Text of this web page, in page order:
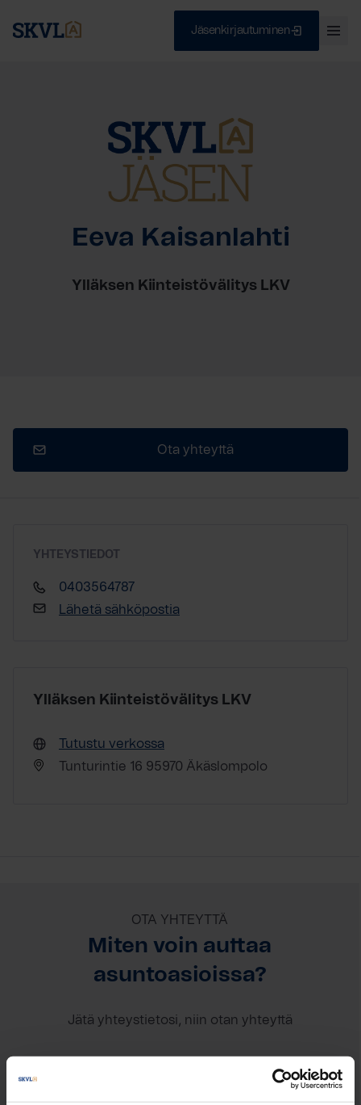
Jäsenkirjautuminen
Eeva Kaisanlahti
Ylläksen Kiinteistövälitys LKV
Ota yhteyttä
YHTEYSTIEDOT
0403564787
Lähetä sähköpostia
Ylläksen Kiinteistövälitys LKV
Tutustu verkossa
Tunturintie 16 95970 Äkäslompolo
OTA YHTEYTTÄ
Miten voin auttaa
asuntoasioissa?
Jätä yhteystietosi, niin otan yhteyttä